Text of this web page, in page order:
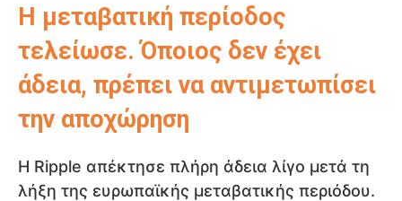
Η μεταβατική περίοδος
τελείωσε. Όποιος δεν έχει
άδεια, πρέπει να αντιμετωπίσει
την αποχώρηση
Η Ripple απέκτησε πλήρη άδεια λίγο μετά τη
λήξη της ευρωπαϊκής μεταβατικής περιόδου.